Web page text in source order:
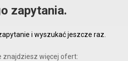
zapytania.
i wyszukać jeszcze raz.
znajdziesz więcej ofert: